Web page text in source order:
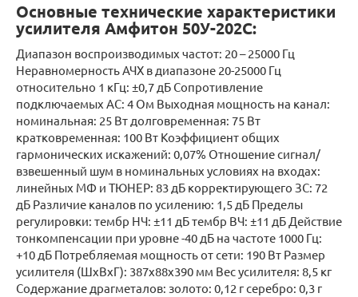
Основные технические характеристики
усилителя Амфитон 50У-202С:
Диапазон воспроизводимых частот: 20 – 25000 Гц
Неравномерность АЧХ в диапазоне 20-25000 Гц
относительно 1 кГц: ±0,7 дБ Сопротивление
подключаемых АС: 4 Ом Выходная мощность на канал:
номинальная: 25 Вт долговременная: 75 Вт
кратковременная: 100 Вт Коэффициент общих
гармонических искажений: 0,07% Отношение сигнал/
взвешенный шум в номинальных условиях на входах:
линейных МФ и ТЮНЕР: 83 дБ корректирующего ЗС: 72
дБ Различие каналов по усилению: 1,5 дБ Пределы
регулировки: тембр НЧ: ±11 дБ тембр ВЧ: ±11 дБ Действие
тонкомпенсации при уровне -40 дБ на частоте 1000 Гц:
+10 дБ Потребляемая мощность от сети: 190 Вт Размер
усилителя (ШхВхГ): 387х88х390 мм Вес усилителя: 8,5 кг
Содержание драгметалов: золото: 0,12 г серебро: 0,3 г